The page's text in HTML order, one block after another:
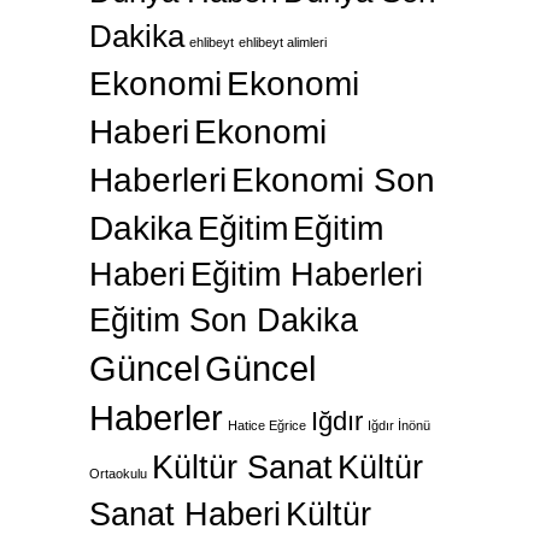
Dakika ehlibeyt ehlibeyt alimleri
Ekonomi Ekonomi
Haberi Ekonomi
Haberleri Ekonomi Son
Dakika Eğitim Eğitim
Haberi Eğitim Haberleri
Eğitim Son Dakika
GüncelGüncel
Haberler Hatice Eğrice Iğdır Iğdır İnönü
Ortaokulu Kültür SanatKültür
Sanat Haberi Kültür